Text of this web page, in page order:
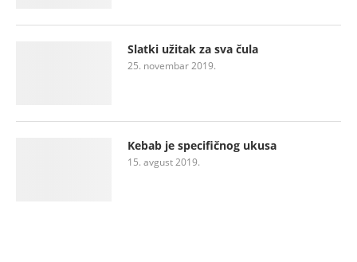
Slatki užitak za sva čula
25. novembar 2019.
Kebab je specifičnog ukusa
15. avgust 2019.